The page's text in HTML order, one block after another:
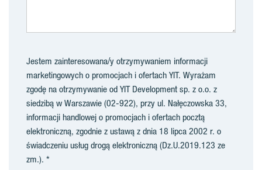
Jestem zainteresowana/y otrzymywaniem informacji
marketingowych o promocjach i ofertach YIT. Wyrażam
zgodę na otrzymywanie od YIT Development sp. z o.o. z
siedzibą w Warszawie (02-922), przy ul. Nałęczowska 33,
informacji handlowej o promocjach i ofertach pocztą
elektroniczną, zgodnie z ustawą z dnia 18 lipca 2002 r. o
świadczeniu usług drogą elektroniczną (Dz.U.2019.123 ze
zm.).